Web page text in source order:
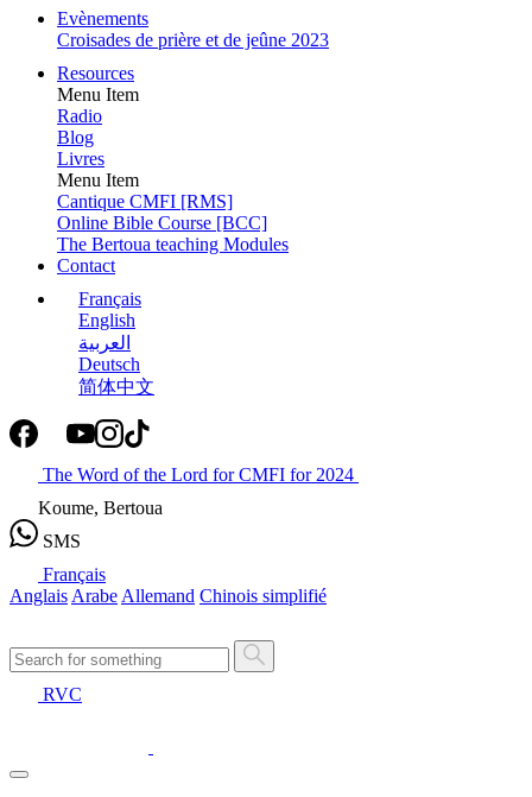
Evènements
Croisades de prière et de jeûne 2023
Resources
Menu Item
Radio
Blog
Livres
Menu Item
Cantique CMFI [RMS]
Online Bible Course [BCC]
The Bertoua teaching Modules
Contact
Français
English
العربية
Deutsch
简体中文
The Word of the Lord for CMFI for 2024
Koume, Bertoua
SMS
Français
Anglais Arabe Allemand Chinois simplifié
RVC